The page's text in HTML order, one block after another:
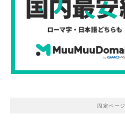
固定ページ